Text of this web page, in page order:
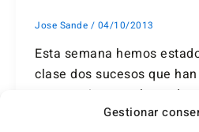
Gestionar
Jose Sande / 04/10/2013
Esta semana hemos
clase dos sucesos que
protagonismo en las